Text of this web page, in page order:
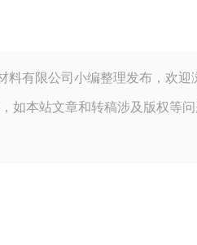
料有限公司小编整理发布，欢迎
如本站文章和转稿涉及版权等